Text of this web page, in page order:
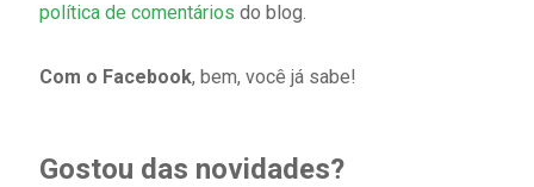
política de comentários do blog.
Com o Facebook, bem, você já sabe!
Gostou das novidades?